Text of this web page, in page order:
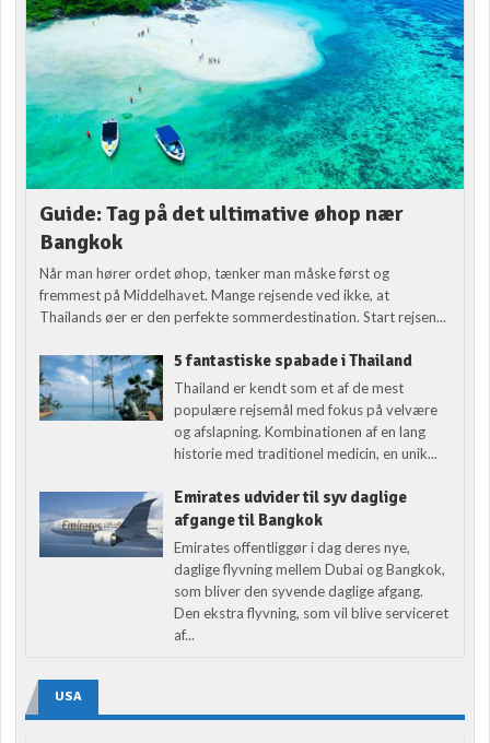
Guide: Tag på det ultimative øhop nær
Bangkok
Når man hører ordet øhop, tænker man måske først og
fremmest på Middelhavet. Mange rejsende ved ikke, at
Thailands øer er den perfekte sommerdestination. Start rejsen...
5 fantastiske spabade i Thailand
Thailand er kendt som et af de mest
populære rejsemål med fokus på velvære
og afslapning. Kombinationen af en lang
historie med traditionel medicin, en unik...
Emirates udvider til syv daglige
afgange til Bangkok
Emirates offentliggør i dag deres nye,
daglige flyvning mellem Dubai og Bangkok,
som bliver den syvende daglige afgang.
Den ekstra flyvning, som vil blive serviceret
af...
USA